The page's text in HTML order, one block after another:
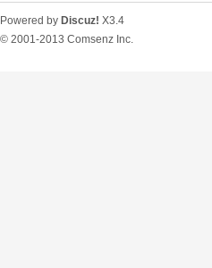
Powered by Discuz! X3.4
© 2001-2013 Comsenz Inc.